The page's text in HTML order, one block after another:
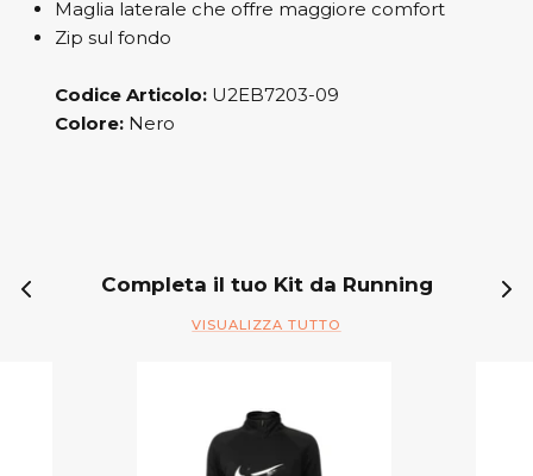
Maglia laterale che offre maggiore comfort
Zip sul fondo
Codice Articolo: U2EB7203-09
Colore: Nero
Completa il tuo Kit da Running
VISUALIZZA TUTTO